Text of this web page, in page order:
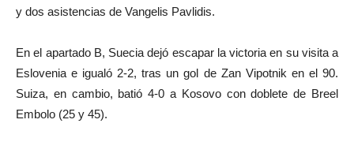
y dos asistencias de Vangelis Pavlidis.
En el apartado B, Suecia dejó escapar la victoria en su visita a
Eslovenia e igualó 2-2, tras un gol de Zan Vipotnik en el 90.
Suiza, en cambio, batió 4-0 a Kosovo con doblete de Breel
Embolo (25 y 45).